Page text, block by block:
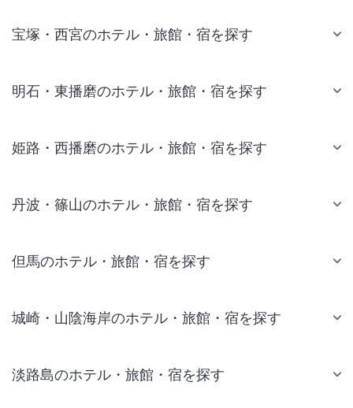
宝塚・西宮のホテル・旅館・宿を探す
明石・東播磨のホテル・旅館・宿を探す
姫路・西播磨のホテル・旅館・宿を探す
丹波・篠山のホテル・旅館・宿を探す
但馬のホテル・旅館・宿を探す
城崎・山陰海岸のホテル・旅館・宿を探す
淡路島のホテル・旅館・宿を探す